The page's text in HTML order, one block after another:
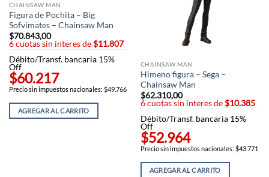
CHAINSAW MAN
Figura de Pochita – Big
Sofvimates – Chainsaw Man
$70.843,00
6 cuotas sin interes de$11.807
Débito/Transf. bancaria 15%
Off
$60.217
Precio sin impuestos nacionales: $49.766
AGREGAR AL CARRITO
CHAINSAW MAN
Himeno figura – Sega –
Chainsaw Man
$62.310,00
6 cuotas sin interes de$10.385
Débito/Transf. bancaria 15%
Off
$52.964
Precio sin impuestos nacionales: $43.771
AGREGAR AL CARRITO